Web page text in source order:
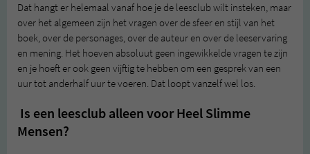
Dat hangt er helemaal vanaf hoe je de leesclub wilt insteken, maar
over het algemeen zijn het vragen over de sfeer en stijl van het
boek, over de personages, over de auteur en over de leeservaring
en mening. Het hoeven absoluut geen ingewikkelde vragen te zijn
en je hoeft er ook geen vijftig te hebben om een gesprek van een
uur tot anderhalf uur te voeren. Dat loopt vanzelf wel los.
Is een leesclub alleen voor Heel Slimme
Mensen?